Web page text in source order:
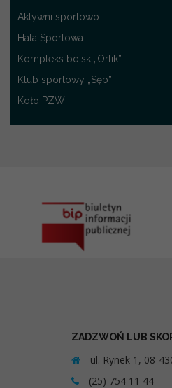
Aktywni sportowo
Hala Sportowa
Kompleks boisk „Orlik”
Klub sportowy „Sęp”
Koło PZW
ZADZWOŃ LUB
ul. Rynek 1, 08-
(25) 754 11 44